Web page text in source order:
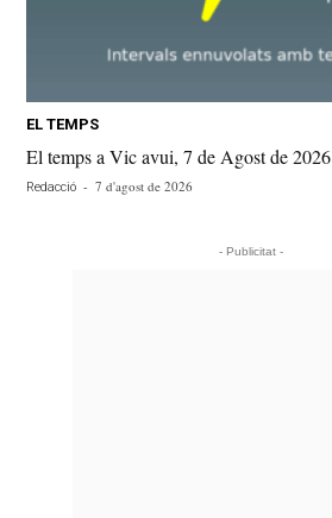
EL TEMPS
El temps a Vic avui, 7 de Agost de 2026
Redacció - 7 d'agost de 2026
- Publicitat -